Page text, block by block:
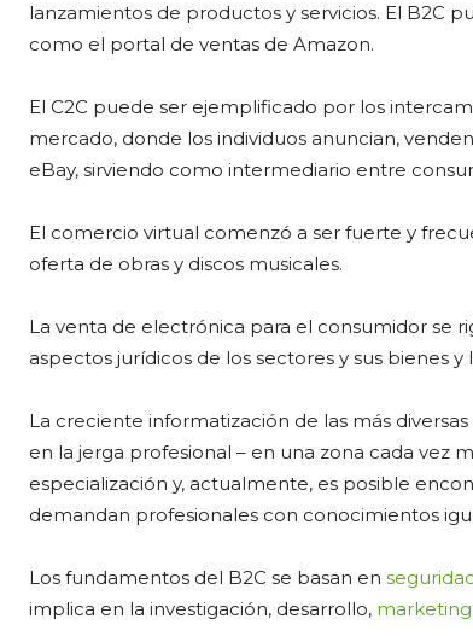
lanzamientos de productos y servicios. El B2C
como el portal de ventas de Amazon.
El C2C puede ser ejemplificado por los
mercado, donde los individuos anuncian,
eBay, sirviendo como intermediario entre
El comercio virtual comenzó a ser fuerte y
oferta de obras y discos musicales.
La venta de electrónica para el consumidor se
aspectos jurídicos de los sectores y sus bienes
La creciente informatización de las más
en la jerga profesional – en una zona cada vez
especialización y, actualmente, es posible
demandan profesionales con conocimientos
Los fundamentos del B2C se basan en
implica en la investigación, desarrollo, marketing